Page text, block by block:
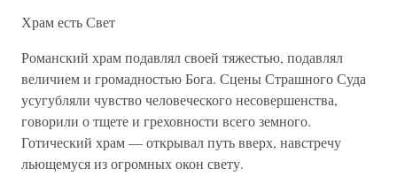
Храм есть Свет
Романский храм подавлял своей тяжестью, подавлял
величием и громадностью Бога. Сцены Страшного Суда
усугубляли чувство человеческого несовершенства,
говорили о тщете и греховности всего земного.
Готический храм — открывал путь вверх, навстречу
льющемуся из огромных окон свету.